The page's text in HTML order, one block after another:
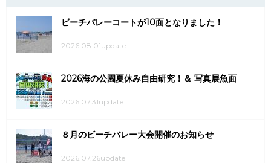
ビーチバレーコートが10面となりました！
2026.08.01update
2026海の公園夏休み自由研究！＆ 写真展魚面
2026.07.31update
８月のビーチバレー大会開催のお知らせ
2026.07.26update